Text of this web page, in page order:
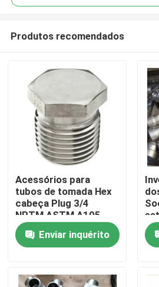
Casa
Produtos
Vídeos
Produtos recomendados
Acessórios para
tubos de tomada Hex
cabeça Plug 3/4
NPTM ASTM A105
GALV ASME B16.11
Enviar inquérito